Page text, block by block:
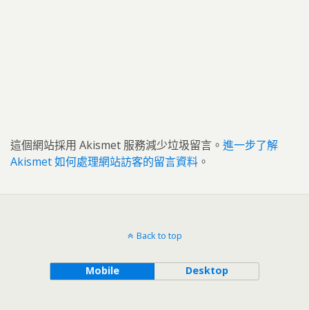
這個網站採用 Akismet 服務減少垃圾留言。 進一步了解
Akismet 如何處理網站訪客的留言資料 。
Back to top
Mobile Desktop